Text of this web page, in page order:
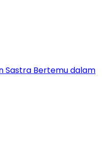
Sastra Bertemu dalam